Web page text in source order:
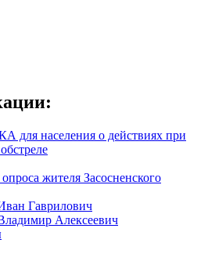
населения о действиях при
жителя Засосненского
Гаврилович
Алексеевич